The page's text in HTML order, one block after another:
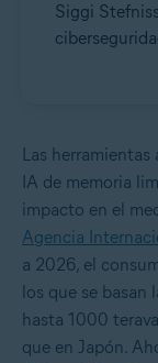
Siggi
Las
IA de memoria
impacto en el
Agencia
a 2026, el
los que se
hasta 1000
que en Japón.